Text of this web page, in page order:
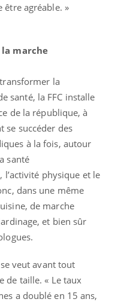
être agréable. »
marche
la
santé, la FFC installe
de la république, à
se succéder des
à la fois, autour
santé
l’activité physique et le
dans une même
de marche
et bien sûr
veut avant tout
de taille. « Le taux
a doublé en 15 ans,